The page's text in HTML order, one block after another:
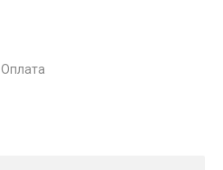
Оплата